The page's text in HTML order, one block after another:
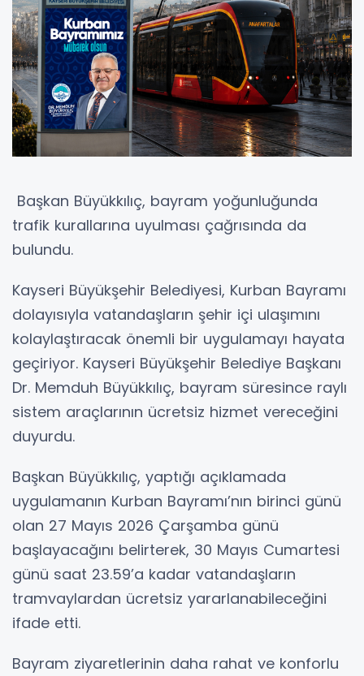
Başkan Büyükkılıç, bayram yoğunluğunda
trafik kurallarına uyulması çağrısında da
bulundu.
Kayseri Büyükşehir Belediyesi, Kurban Bayramı
dolayısıyla vatandaşların şehir içi ulaşımını
kolaylaştıracak önemli bir uygulamayı hayata
geçiriyor. Kayseri Büyükşehir Belediye Başkanı
Dr. Memduh Büyükkılıç, bayram süresince raylı
sistem araçlarının ücretsiz hizmet vereceğini
duyurdu.
Başkan Büyükkılıç, yaptığı açıklamada
uygulamanın Kurban Bayramı’nın birinci günü
olan 27 Mayıs 2026 Çarşamba günü
başlayacağını belirterek, 30 Mayıs Cumartesi
günü saat 23.59’a kadar vatandaşların
tramvaylardan ücretsiz yararlanabileceğini
ifade etti.
Bayram ziyaretlerinin daha rahat ve konforlu